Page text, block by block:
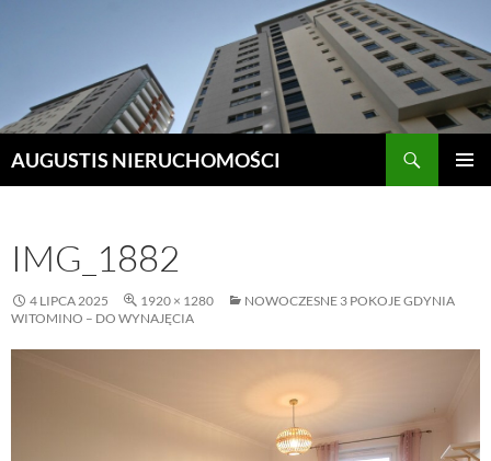
AUGUSTIS NIERUCHOMOŚCI
IMG_1882
4 LIPCA 2025 1920 × 1280
NOWOCZESNE 3 POKOJE GDYNIA
WITOMINO – DO WYNAJĘCIA